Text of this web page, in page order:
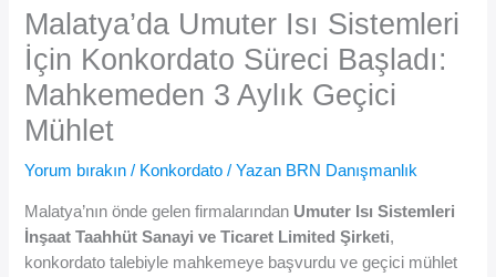
Malatya’da Umuter Isı Sistemleri
İçin Konkordato Süreci Başladı:
Mahkemeden 3 Aylık Geçici
Mühlet
Yorum bırakın / Konkordato / Yazan BRN Danışmanlık
Malatya’nın önde gelen firmalarından Umuter Isı Sistemleri
İnşaat Taahhüt Sanayi ve Ticaret Limited Şirketi,
konkordato talebiyle mahkemeye başvurdu ve geçici mühlet